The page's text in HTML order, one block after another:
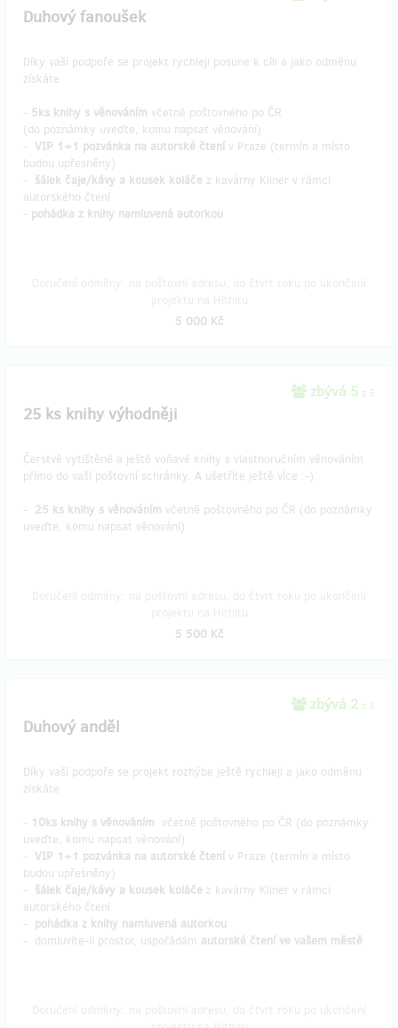
Duhový fanoušek
Díky vaší podpoře se projekt rychleji posune k cíli a jako odměnu
získáte
- 5ks knihy s věnováním včetně poštovného po ČR
(do poznámky uveďte, komu napsat věnování)
- VIP 1+1 pozvánka na autorské čtení v Praze (termín a místo
budou upřesněny)
- šálek čaje/kávy a kousek koláče z kavárny Kliner v rámci
autorského čtení
- pohádka z knihy namluvená autorkou
5 000 Kč
zbývá 5 z 5
25 ks knihy výhodněji
Čerstvě vytištěné a ještě voňavé knihy s vlastnoručním věnováním
přímo do vaší poštovní schránky. A ušetříte ještě více :-)
- 25 ks knihy s věnováním včetně poštovného po ČR ​(do poznámky
uveďte, komu napsat věnování)
5 500 Kč
zbývá 2 z 5
Duhový anděl
Díky vaší podpoře se projekt rozhýbe ještě rychleji a jako odměnu
získáte
- 10ks knihy s věnováním včetně poštovného po ČR (do poznámky
uveďte, komu napsat věnování)
- VIP 1+1 pozvánka na autorské čtení v Praze (termín a místo
budou upřesněny)
- šálek čaje/kávy a kousek koláče z kavárny Kliner v rámci
autorského čtení
- pohádka z knihy namluvená autorkou
- domluvíte-li prostor, uspořádám autorské čtení ve vašem městě